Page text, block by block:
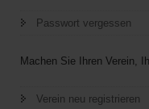
Passwort vergessen
Machen Sie Ihren Verein,
Verein neu registrieren